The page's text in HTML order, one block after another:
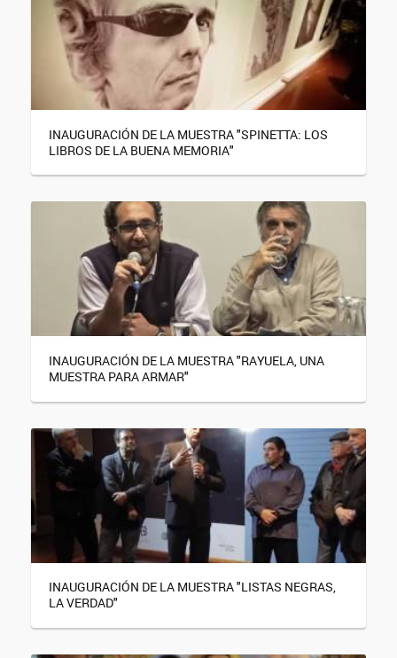
INAUGURACIÓN DE LA MUESTRA "SPINETTA: LOS
LIBROS DE LA BUENA MEMORIA"
INAUGURACIÓN DE LA MUESTRA "RAYUELA, UNA
MUESTRA PARA ARMAR"
INAUGURACIÓN DE LA MUESTRA "LISTAS NEGRAS,
LA VERDAD"